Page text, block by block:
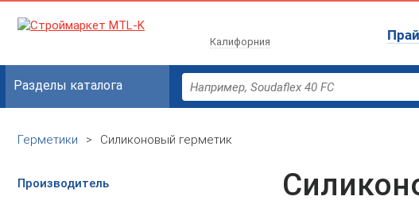
Калифорния
Разделы каталога
Герметики > Силиконовый герметик
Производитель